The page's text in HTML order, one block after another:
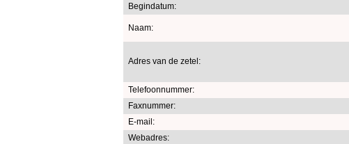
Begindatum:
Naam:
Adres van de zetel:
Telefoonnummer:
Faxnummer:
E-mail:
Webadres: